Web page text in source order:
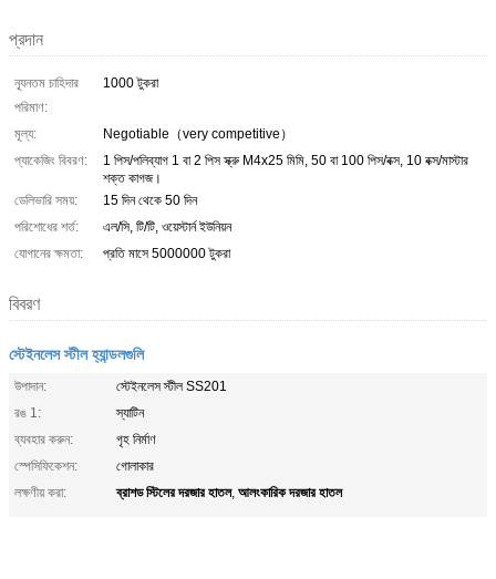
প্রদান
ন্যূনতম চাহিদার
পরিমাণ:
1000 টুকরা
মূল্য:
Negotiable（very competitive）
প্যাকেজিং বিবরণ:
1 পিস/পলিব্যাগ 1 বা 2 পিস স্ক্রু M4x25 মিমি, 50 বা 100 পিস/বক্স, 10 বক্স/মাস্টার
শক্ত কাগজ।
ডেলিভারি সময়:
15 দিন থেকে 50 দিন
পরিশোধের শর্ত:
এল/সি, টি/টি, ওয়েস্টার্ন ইউনিয়ন
যোগানের ক্ষমতা:
প্রতি মাসে 5000000 টুকরা
বিবরণ
স্টেইনলেস স্টীল হ্যান্ডলগুলি
উপাদান:
স্টেইনলেস স্টীল SS201
রঙ 1:
স্যাটিন
ব্যবহার করুন:
গৃহ নির্মাণ
স্পেসিফিকেশন:
গোলাকার
লক্ষণীয় করা:
ব্রাশড স্টিলের দরজার হাতল, আলংকারিক দরজার হাতল